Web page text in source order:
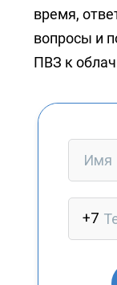
время,
вопросы и
ПВЗ к